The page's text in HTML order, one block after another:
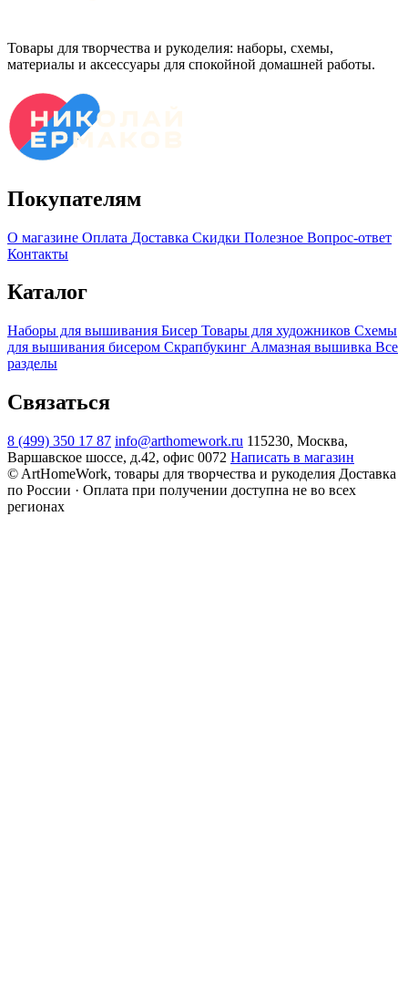
Товары для творчества и рукоделия: наборы, схемы,
материалы и аксессуары для спокойной домашней работы.
Покупателям
О магазине Оплата Доставка Скидки Полезное Вопрос-ответ
Контакты
Каталог
Наборы для вышивания Бисер Товары для художников Схемы
для вышивания бисером Скрапбукинг Алмазная вышивка Все
разделы
Связаться
8 (499) 350 17 87 info@arthomework.ru 115230, Москва,
Варшавское шоссе, д.42, офис 0072 Написать в магазин
© ArtHomeWork, товары для творчества и рукоделия Доставка
по России · Оплата при получении доступна не во всех
регионах